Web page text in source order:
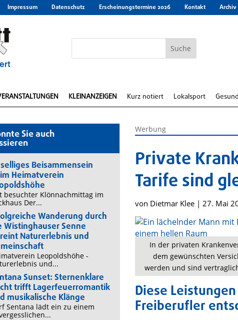
Impressum Datenschutz Erscheinungstermine 2026 Kontakt Archiv
KLEINANZEIGEN Kurz notiert Lokalsport
Sie auch
Beisammensein
Heimatverein
besuchter Klönnachmittag im
Der...
Wanderung durch
Wistinghauser Senne
Naturerlebnis und
Leopoldshöhe -
und...
Sunset: Sternenklare
trifft Lagerfeuerromantik
musikalische Klänge
Sentana lädt ein zu einem
Werbung
Private
Tarife sind
von Dietmar Klee |27. Mai
In der privaten
dem gewünschten
werden und sind
Diese
Freiberufler